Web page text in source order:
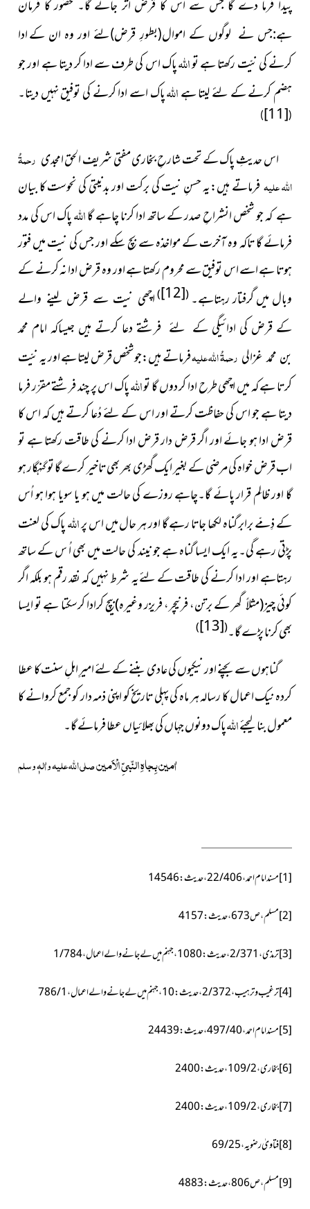
پیدا فرما دے گا جس سے اس کا قرض اُتر جائے گا۔ حضور کا فرمان
ہے:جس نے لوگوں کے اموال(بطورِ قرض)لئے اور وہ ان کےادا
کرنے کی نیّت رکھتا ہے تواللہپاک اس کی طرف سے ادا کر دیتا ہے اور جو
ہضم کرنے کے لئے لیتا ہےاللہپاک اسے ادا کرنے کی توفیق نہیں دیتا۔
(
[11]
)
اس حدیثِ پاک کے تحت شارحِ بخاری مفتی شریف الحقامجدی رحمۃُ
اللہ علیہفرماتے ہیں:یہ حسنِ نیت کی برکت اور بدنیتیکی نحوست کا بیان
ہے کہ جو شخص انشراحِ صدر کے ساتھ ادا کرنا چاہے گااللہپاک اس کی مدد
فرمائے گا تاکہ وہ آخرت کے مواخذہ سے بچ سکے اور جس کی نیت میں فتور
ہوتا ہے اسے اس توفیق سے محروم رکھتا ہے اور وہ قرض ادا نہ کرنے کے
وبال میں گرفتار رہتاہے۔(
[12]
)اچھی نیت سے قرض لینے والے
کے قرض کی ادائیگی کے لئے فرشتے دعا کرتے ہیں جیساکہ امام محمد
بن محمد غزالی رحمۃُ اللہ علیہفرماتےہیں:جو شخص قرض لیتا ہے اور یہ نیّت
کرتا ہے کہ میں اچھی طرح ادا کر دوں گا تواللہپاک اس پر چند فرشتے مقرّر فرما
دیتا ہے جو اس کی حفاظت کرتے اور اس کے لئے دُعا کرتے ہیں کہ اس کا
قرض ادا ہو جائے اور اگر قرض دار قرض ادا کرنے کی طاقت رکھتا ہے تو
اب قرض خواہ کی مرضی کے بغیر ایک گھڑی بھر بھی تاخیر کرے گا تو گنہگار ہو
گا اور ظالِم قرار پائے گا۔چاہے روزے کی حالت میں ہو یا سویا ہوا ہو اُس
کے ذِمّے برابر گناہ لکھا جاتا رہے گا اور ہر حال میں اس پراللہپاک کی لعنت
پڑتی رہے گی۔یہ ایک ایسا گناہ ہے جو نیند کی حالتمیں بھی اُ س کے ساتھ
رہتاہے اور ادا کرنے کی طاقت کے لئےیہشرط نہیں کہ نقد رقم ہو بلکہ اگر
کوئی چیز(مثلاً گھر کے برتن، فرنیچر، فریزر وغیرہ)بیچ کرادا کرسکتا ہے تو ایسا
بھی کرنا پڑے گا۔(
[13]
)
گناہوں سے بچنے اور نیکیوں کی عادی بننے کے لئے امیرِ اہلِ سنت کا عطا
کردہ نیک اعمال کا رسالہ ہر ماہ کی پہلی تاریخ کو اپنی ذمہ دار کو جمع کروانے کا
معمول بنا لیجئےاللہپاک دونوں جہاں کی بھلائیاں عطا فرمائے گا۔
اٰمین بِجاہِ النّبیِّ الْاَمینصلی اللہ علیہ واٰلہٖ وسلم
[1]مسند امام احمد،22/406،حدیث:14546
[2]مسلم، ص 673، حدیث: 4157
[3]ترمذی،2/371،حدیث:1080،جہنم میں لے جانے والے اعمال،1/784
[4]ترغیب و ترہیب،2/372،حدیث:10، جہنم میں لے جانے والے اعمال،1/ 786
[5]مسند امام احمد، 40/ 497، حدیث: 24439
[6]بخاری، 2/ 109، حدیث: 2400
[7]بخاری، 2/ 109، حدیث: 2400
[8]فتاویٰ رضویہ، 25/ 69
[9]مسلم، ص 806، حدیث: 4883